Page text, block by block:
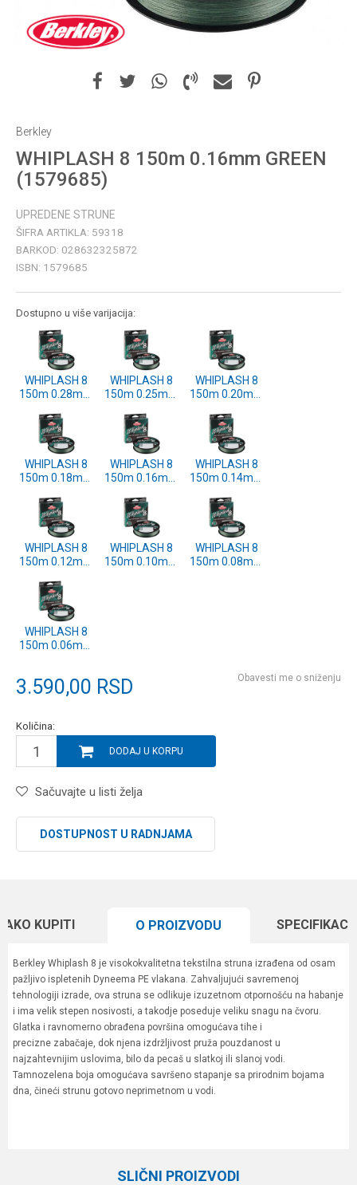
Berkley
WHIPLASH 8 150m 0.16mm GREEN
(1579685)
UPREDENE STRUNE
ŠIFRA ARTIKLA: 59318
BARKOD: 028632325872
ISBN: 1579685
Dostupno u više varijacija:
WHIPLASH 8
150m 0.28mm
(1579689)
WHIPLASH 8
150m 0.25mm
(1579688)
WHIPLASH 8
150m 0.20mm
(1579687)
WHIPLASH 8
150m 0.18mm
(1579686)
WHIPLASH 8
150m 0.16mm
(1579685)
WHIPLASH 8
150m 0.14mm
(1579684)
WHIPLASH 8
150m 0.12mm
(1579683)
WHIPLASH 8
150m 0.10mm
WHIPLASH 8
150m 0.08mm
WHIPLASH 8
150m 0.06mm
3.590,00 RSD Obavesti me o sniženju
Količina:
DODAJ U KORPU
Sačuvajte u listi želja
DOSTUPNOST U RADNJAMA
KUPITI O PROIZVODU
Berkley Whiplash 8 je visokokvalitetna tekstilna struna izrađena od osam
pažljivo ispletenih Dyneema PE vlakana. Zahvaljujući savremenoj
tehnologiji izrade, ova struna se odlikuje izuzetnom otpornošću na habanje
i ima velik stepen nosivosti, a takodje poseduje veliku snagu na čvoru.
Glatka i ravnomerno obrađena površina omogućava tihe i
precizne zabačaje, dok njena izdržljivost pruža pouzdanost u
najzahtevnijim uslovima, bilo da pecaš u slatkoj ili slanoj vodi.
Tamnozelena boja omogućava savršeno stapanje sa prirodnim bojama
dna, čineći strunu gotovo neprimetnom u vodi.
SLIČNI PROIZVODI